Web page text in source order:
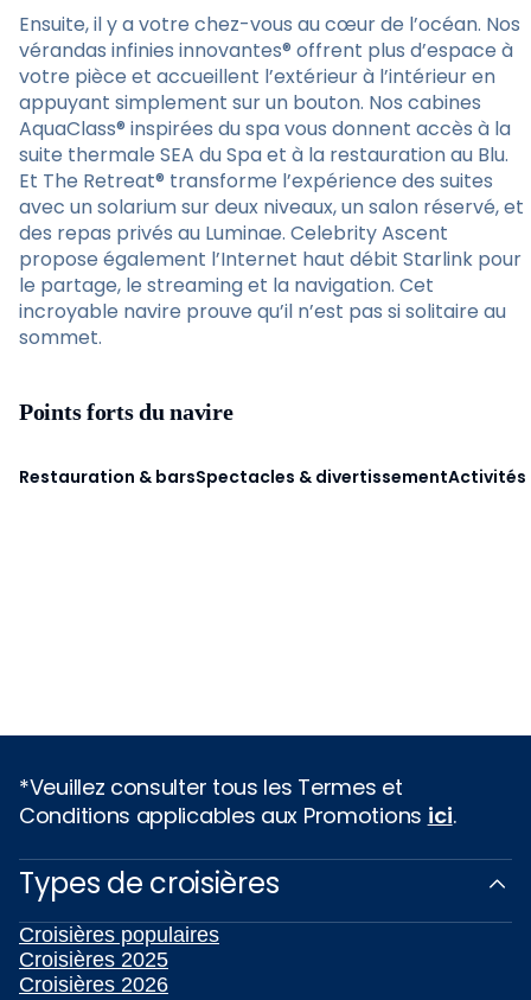
Ensuite, il y a votre chez-vous au cœur de l’océan. Nos
vérandas infinies innovantes® offrent plus d’espace à
votre pièce et accueillent l’extérieur à l’intérieur en
appuyant simplement sur un bouton. Nos cabines
AquaClass® inspirées du spa vous donnent accès à la
suite thermale SEA du Spa et à la restauration au Blu.
Et The Retreat® transforme l’expérience des suites
avec un solarium sur deux niveaux, un salon réservé, et
des repas privés au Luminae. Celebrity Ascent
propose également l’Internet haut débit Starlink pour
le partage, le streaming et la navigation. Cet
incroyable navire prouve qu’il n’est pas si solitaire au
sommet.
Points forts du navire
Restauration & barsSpectacles & divertissementActivités
*Veuillez consulter tous les Termes et
Conditions applicables aux Promotions ici.
Types de croisières
Croisières populaires
Croisières 2025
Croisières 2026